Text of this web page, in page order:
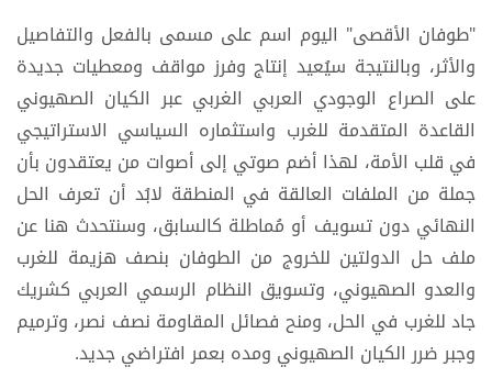
"طوفان الأقصى" اليوم اسم على مسمى بالفعل والتفاصيل
والأثر، وبالنتيجة سيُعيد إنتاج وفرز مواقف ومعطيات جديدة
على الصراع الوجودي العربي الغربي عبر الكيان الصهيوني
القاعدة المتقدمة للغرب واستثماره السياسي الاستراتيجي
في قلب الأمة، لهذا أضم صوتي إلى أصوات من يعتقدون بأن
جملة من الملفات العالقة في المنطقة لابُد أن تعرف الحل
النهائي دون تسويف أو مُماطلة كالسابق، وسنتحدث هنا عن
ملف حل الدولتين للخروج من الطوفان بنصف هزيمة للغرب
والعدو الصهيوني، وتسويق النظام الرسمي العربي كشريك
جاد للغرب في الحل، ومنح فصائل المقاومة نصف نصر، وترميم
وجبر ضرر الكيان الصهيوني ومده بعمر افتراضي جديد.